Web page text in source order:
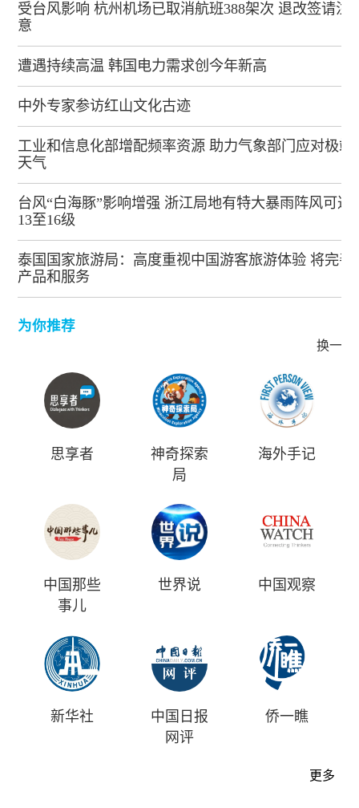
受台风影响 杭州机场已取消航班388架次 退改签请注
意
遭遇持续高温 韩国电力需求创今年新高
中外专家参访红山文化古迹
工业和信息化部增配频率资源 助力气象部门应对极端
天气
台风“白海豚”影响增强 浙江局地有特大暴雨阵风可达
13至16级
泰国国家旅游局：高度重视中国游客旅游体验 将完善
产品和服务
为你推荐
换一批
思享者
神奇探索
局
海外手记
中国那些
事儿
世界说 中国观察
新华社
中国日报
网评
侨一瞧
更多